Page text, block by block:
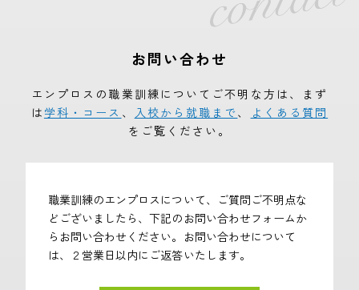
お問い合わせ
エンプロスの職業訓練についてご不明な方は、まず
は 学科・コース 、 入校から就職まで、
よくある質問
をご覧ください。
職業訓練のエンプロスについて、ご質問ご不明点な
どございましたら、下記のお問い合わせフォームか
らお問い合わせください。お問い合わせについて
は、２営業日以内にご返答いたします。